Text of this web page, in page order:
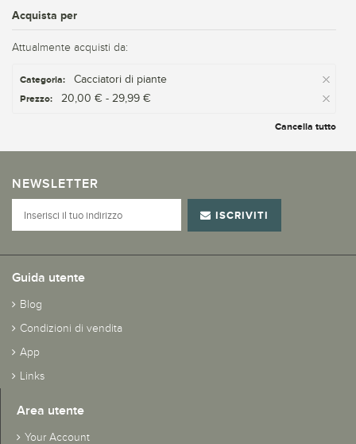
Acquista per
Attualmente acquisti da:
Categoria: Cacciatori di piante
Prezzo: 20,00 € - 29,99 €
Cancella tutto
NEWSLETTER
ISCRIVITI
Guida utente
Blog
Condizioni di vendita
App
Links
Area utente
Your Account